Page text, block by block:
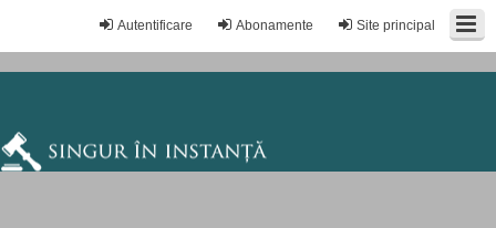
Site principal
Abonamente
Autentificare